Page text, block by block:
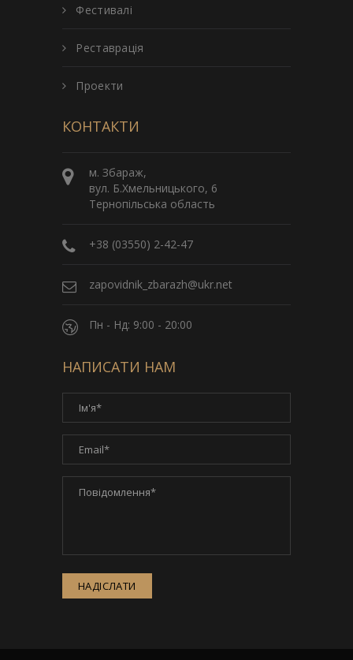
Фестивалі
Реставрація
Проекти
КОНТАКТИ
м. Збараж,
вул. Б.Хмельницького, 6
Тернопільська область
+38 (03550) 2-42-47
zapovidnik_zbarazh@ukr.net
Пн - Нд: 9:00 - 20:00
НАПИСАТИ НАМ
НАДІСЛАТИ